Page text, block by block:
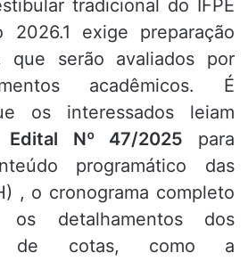
tradicional do IFPE
2026.1 exige preparação
que serão avaliados por
acadêmicos. É
os interessados leiam
Edital Nº 47/2025
para
programático das
, o cronograma completo
os detalhamentos dos
de cotas, como a